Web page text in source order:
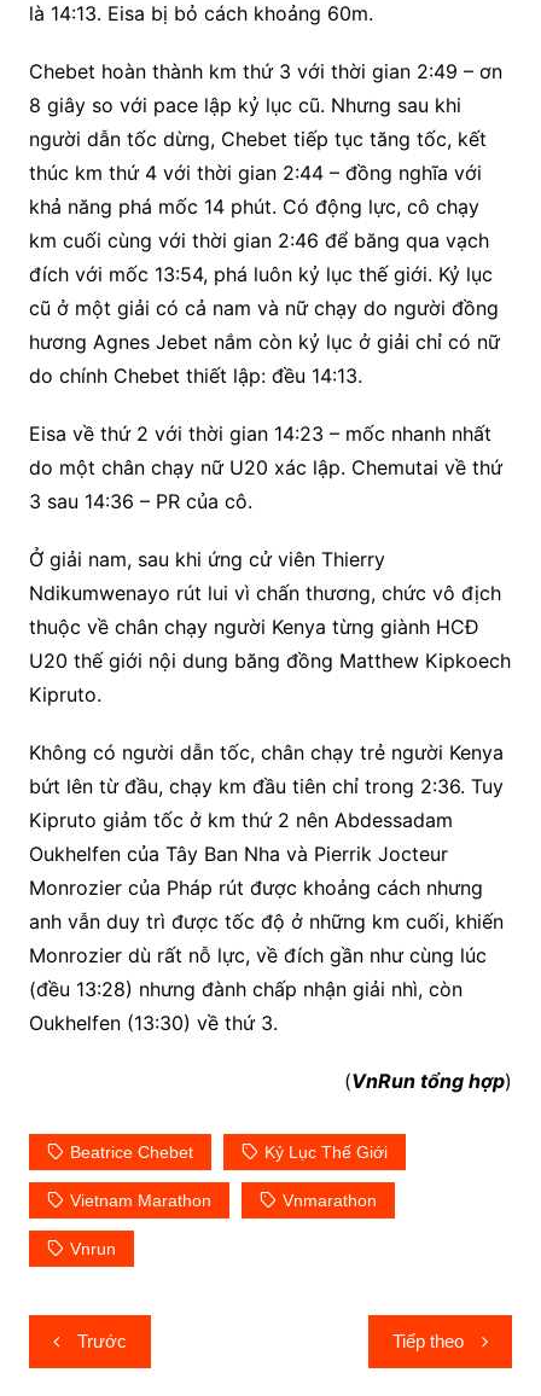
là 14:13. Eisa bị bỏ cách khoảng 60m.
Chebet hoàn thành km thứ 3 với thời gian 2:49 – ơn
8 giây so với pace lập kỷ lục cũ. Nhưng sau khi
người dẫn tốc dừng, Chebet tiếp tục tăng tốc, kết
thúc km thứ 4 với thời gian 2:44 – đồng nghĩa với
khả năng phá mốc 14 phút. Có động lực, cô chạy
km cuối cùng với thời gian 2:46 để băng qua vạch
đích với mốc 13:54, phá luôn kỷ lục thế giới. Kỷ lục
cũ ở một giải có cả nam và nữ chạy do người đồng
hương Agnes Jebet nắm còn kỷ lục ở giải chỉ có nữ
do chính Chebet thiết lập: đều 14:13.
Eisa về thứ 2 với thời gian 14:23 – mốc nhanh nhất
do một chân chạy nữ U20 xác lập. Chemutai về thứ
3 sau 14:36 – PR của cô.
Ở giải nam, sau khi ứng cử viên Thierry
Ndikumwenayo rút lui vì chấn thương, chức vô địch
thuộc về chân chạy người Kenya từng giành HCĐ
U20 thế giới nội dung băng đồng Matthew Kipkoech
Kipruto.
Không có người dẫn tốc, chân chạy trẻ người Kenya
bứt lên từ đầu, chạy km đầu tiên chỉ trong 2:36. Tuy
Kipruto giảm tốc ở km thứ 2 nên Abdessadam
Oukhelfen của Tây Ban Nha và Pierrik Jocteur
Monrozier của Pháp rút được khoảng cách nhưng
anh vẫn duy trì được tốc độ ở những km cuối, khiến
Monrozier dù rất nỗ lực, về đích gần như cùng lúc
(đều 13:28) nhưng đành chấp nhận giải nhì, còn
Oukhelfen (13:30) về thứ 3.
(VnRun tổng hợp)
Beatrice Chebet Kỷ Lục Thế Giới
Vietnam Marathon Vnmarathon
Vnrun
Điều
hướng
Trước Tiếp theo